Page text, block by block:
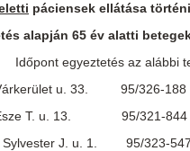
páciensek ellátása
alapján 65 év alatti
az alábbi
Várkerület u. 33. 95/326-188
Esze T. u. 13. 95/321-844
Sylvester J. u. 1. 95/323-547